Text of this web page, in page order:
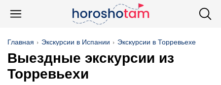
Главная Экскурсии в Испании Экскурсии в Торревьехе
Выездные экскурсии из
Торревьехи